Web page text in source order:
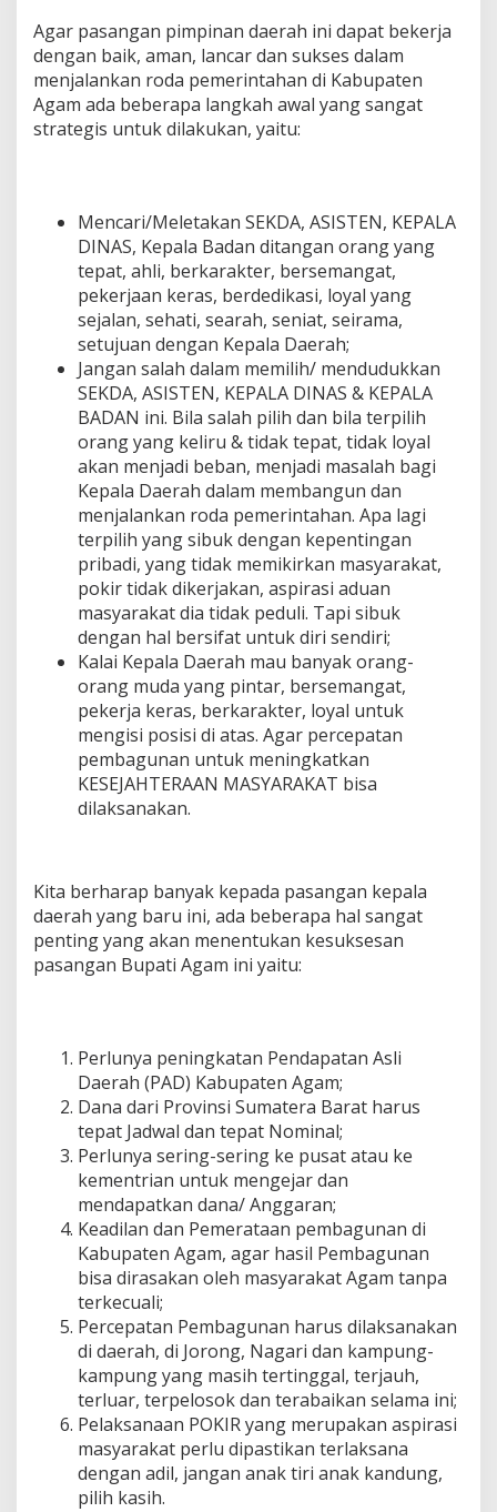
Agar pasangan pimpinan daerah ini dapat bekerja
dengan baik, aman, lancar dan sukses dalam
menjalankan roda pemerintahan di Kabupaten
Agam ada beberapa langkah awal yang sangat
strategis untuk dilakukan, yaitu:
Mencari/Meletakan SEKDA, ASISTEN, KEPALA
DINAS, Kepala Badan ditangan orang yang
tepat, ahli, berkarakter, bersemangat,
pekerjaan keras, berdedikasi, loyal yang
sejalan, sehati, searah, seniat, seirama,
setujuan dengan Kepala Daerah;
Jangan salah dalam memilih/ mendudukkan
SEKDA, ASISTEN, KEPALA DINAS & KEPALA
BADAN ini. Bila salah pilih dan bila terpilih
orang yang keliru & tidak tepat, tidak loyal
akan menjadi beban, menjadi masalah bagi
Kepala Daerah dalam membangun dan
menjalankan roda pemerintahan. Apa lagi
terpilih yang sibuk dengan kepentingan
pribadi, yang tidak memikirkan masyarakat,
pokir tidak dikerjakan, aspirasi aduan
masyarakat dia tidak peduli. Tapi sibuk
dengan hal bersifat untuk diri sendiri;
Kalai Kepala Daerah mau banyak orang-
orang muda yang pintar, bersemangat,
pekerja keras, berkarakter, loyal untuk
mengisi posisi di atas. Agar percepatan
pembagunan untuk meningkatkan
KESEJAHTERAAN MASYARAKAT bisa
dilaksanakan.
Kita berharap banyak kepada pasangan kepala
daerah yang baru ini, ada beberapa hal sangat
penting yang akan menentukan kesuksesan
pasangan Bupati Agam ini yaitu:
Perlunya peningkatan Pendapatan Asli
Daerah (PAD) Kabupaten Agam;
Dana dari Provinsi Sumatera Barat harus
tepat Jadwal dan tepat Nominal;
Perlunya sering-sering ke pusat atau ke
kementrian untuk mengejar dan
mendapatkan dana/ Anggaran;
Keadilan dan Pemerataan pembagunan di
Kabupaten Agam, agar hasil Pembagunan
bisa dirasakan oleh masyarakat Agam tanpa
terkecuali;
Percepatan Pembagunan harus dilaksanakan
di daerah, di Jorong, Nagari dan kampung-
kampung yang masih tertinggal, terjauh,
terluar, terpelosok dan terabaikan selama ini;
Pelaksanaan POKIR yang merupakan aspirasi
masyarakat perlu dipastikan terlaksana
dengan adil, jangan anak tiri anak kandung,
pilih kasih.